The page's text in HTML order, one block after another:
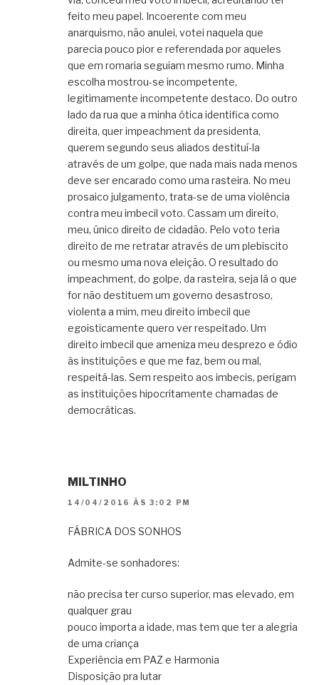
feito meu papel. Incoerente com meu
anarquismo, não anulei, votei naquela que
parecia pouco pior e referendada por aqueles
que em romaria seguiam mesmo rumo. Minha
escolha mostrou-se incompetente,
legitimamente incompetente destaco. Do outro
lado da rua que a minha ótica identifica como
direita, quer impeachment da presidenta,
querem segundo seus aliados destituí-la
através de um golpe, que nada mais nada menos
deve ser encarado como uma rasteira. No meu
prosaico julgamento, trata-se de uma violência
contra meu imbecil voto. Cassam um direito,
meu, único direito de cidadão. Pelo voto teria
direito de me retratar através de um plebiscito
ou mesmo uma nova eleição. O resultado do
impeachment, do golpe, da rasteira, seja lá o que
for não destituem um governo desastroso,
violenta a mim, meu direito imbecil que
egoisticamente quero ver respeitado. Um
direito imbecil que ameniza meu desprezo e ódio
às instituições e que me faz, bem ou mal,
respeitá-las. Sem respeito aos imbecis, perigam
as instituições hipocritamente chamadas de
democráticas.
MILTINHO
14/04/2016 ÀS 3:02 PM
FÁBRICA DOS SONHOS
Admite-se sonhadores:
não precisa ter curso superior, mas elevado, em
qualquer grau
pouco importa a idade, mas tem que ter a alegria
de uma criança
Experiência em PAZ e Harmonia
Disposição pra lutar